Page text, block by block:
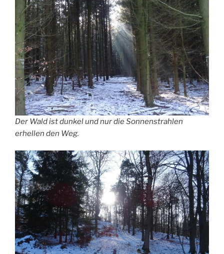
Der Wald ist dunkel und nur die Sonnenstrahlen
erhellen den Weg.